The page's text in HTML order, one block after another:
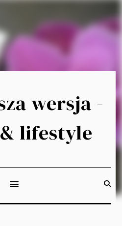
wersja -
lifestyle